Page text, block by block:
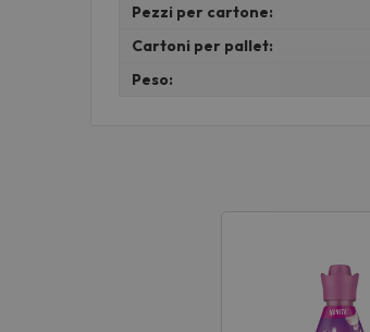
Pezzi per cartone:
Cartoni per pallet:
Peso: